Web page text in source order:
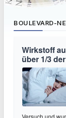
BOULEVARD-
Wirkstoff
über 1/3
Versuch und